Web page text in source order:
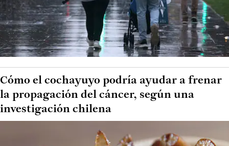
Cómo el cochayuyo podría ayudar a frenar
la propagación del cáncer, según una
investigación chilena